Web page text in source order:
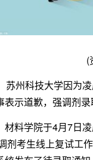
(
苏州科技大学因为
示道歉，强调剂录
材料学院于4月7日
剂考生线上复试工